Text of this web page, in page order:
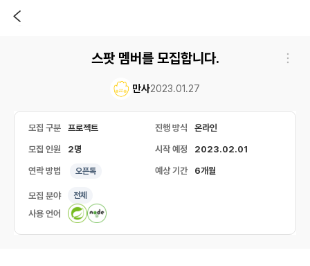
스팟 멤버를 모집합니다.
만사2023.01.27
모집 구분 프로젝트 진행 방식 온라인
모집 인원 2명 시작 예정 2023.02.01
연락 방법 오픈톡 예상 기간 6개월
모집 분야 전체
사용 언어